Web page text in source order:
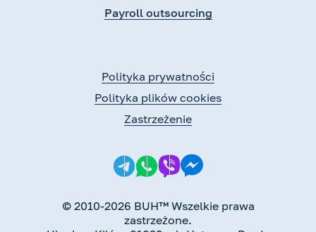
© 2010-2026 BUH™ Wszelkie prawa
zastrzeżone.
Payroll outsourcing
Polityka prywatności
Polityka plików cookies
Zastrzeżenie